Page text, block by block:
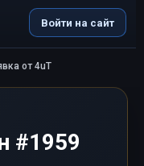
Войти на сайт
от 4uT
#1959